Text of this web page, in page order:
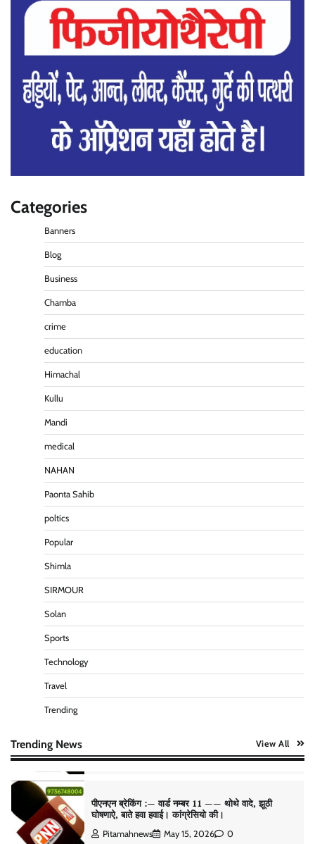
Categories
Banners
Blog
Business
Chamba
crime
education
Himachal
Kullu
Mandi
medical
NAHAN
Paonta Sahib
poltics
Popular
Shimla
SIRMOUR
Solan
Sports
Technology
Travel
Trending
Trending News View All
चुनाव। फर्जी वोटो की भरमार।प्रशासन चौकन्ना । शिकायतो
Pitamahnews May 15, 2026 0
Pitamahnews May 15, 2026 0
Pitamahnews May 15, 2026 0
पीएनएन ब्रेकिंग :— वार्ड नम्बर 11 —— थोथे वादे, झूठी
घोषणाऐ, बाते हवा हवाई। कांग्रेसियो की।
Pitamahnews May 15, 2026 0